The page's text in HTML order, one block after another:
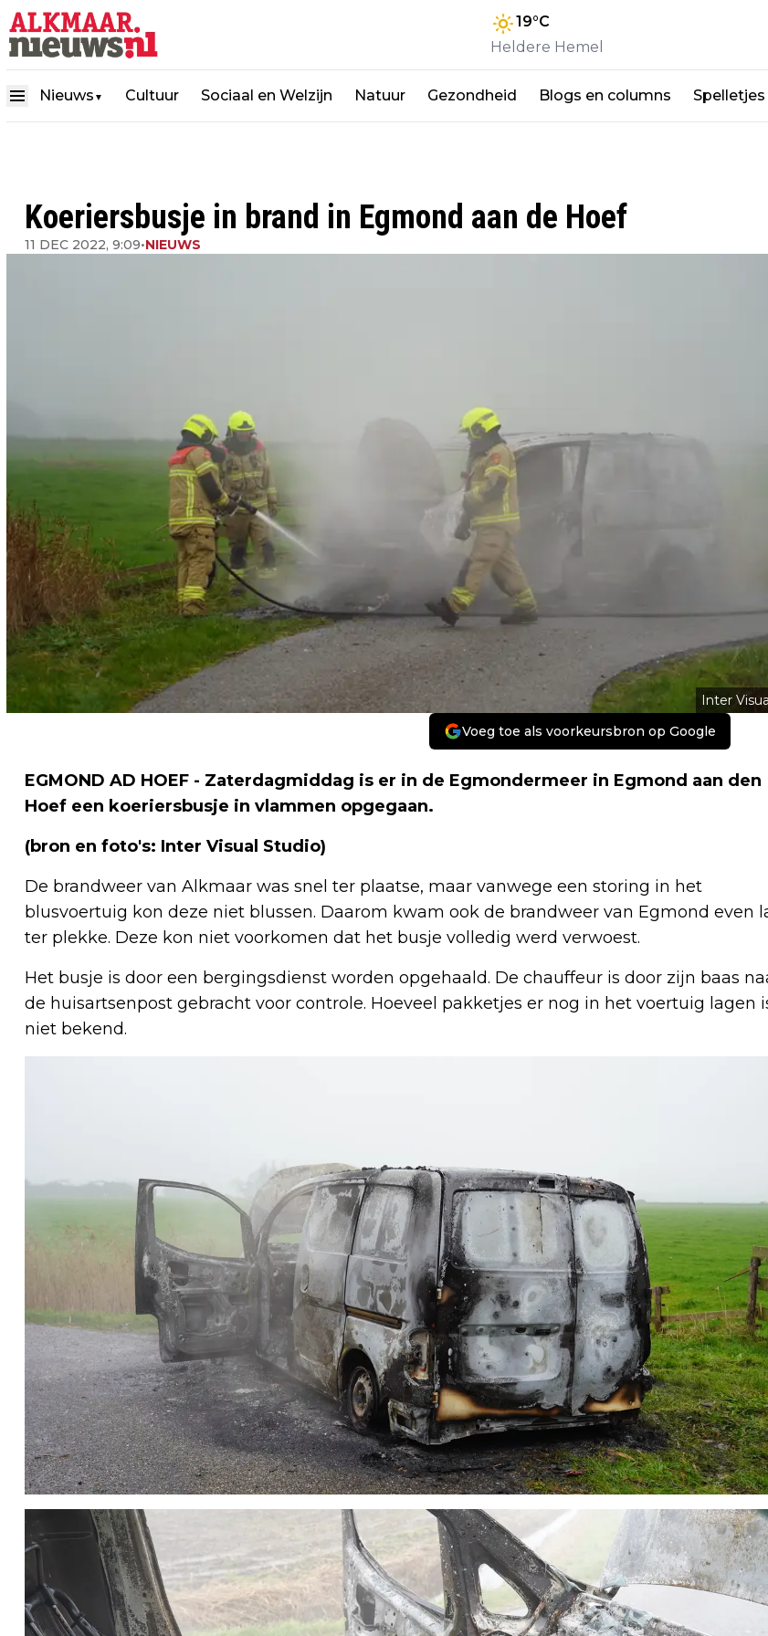
19°C
Heldere Hemel
Nieuws ▼ Cultuur Sociaal en Welzijn Natuur Gezondheid Blogs en columns Spelletjes
Koeriersbusje in brand in Egmond aan de Hoef
11 DEC 2022, 9:09•NIEUWS
Inter
Voeg toe als voorkeursbron op Google
EGMOND AD HOEF - Zaterdagmiddag is er in de Egmondermeer in Egmond aan den
Hoef een koeriersbusje in vlammen opgegaan.
(bron en foto's: Inter Visual Studio)
De brandweer van Alkmaar was snel ter plaatse, maar vanwege een storing in het
blusvoertuig kon deze niet blussen. Daarom kwam ook de brandweer van Egmond even
ter plekke. Deze kon niet voorkomen dat het busje volledig werd verwoest.
Het busje is door een bergingsdienst worden opgehaald. De chauffeur is door zijn baas
de huisartsenpost gebracht voor controle. Hoeveel pakketjes er nog in het voertuig lagen
niet bekend.